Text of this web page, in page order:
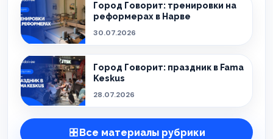
Город Говорит: тренировки на
реформерах в Нарве
30.07.2026
Город Говорит: праздник в Fama
Keskus
28.07.2026
Все материалы рубрики